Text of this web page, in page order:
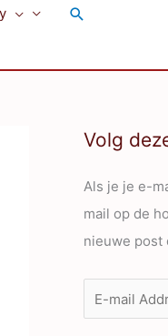
Zoeken
Volg
Als je je e-
mail op de
nieuwe post
-